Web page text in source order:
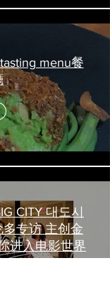
menu餐
CITY 대도시
专访 主创金
进入电影世界